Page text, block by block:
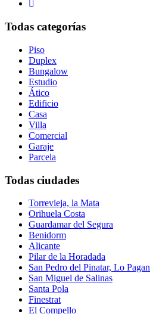
Todas categorías
Piso
Duplex
Bungalow
Estudio
Ático
Edificio
Casa
Villa
Comercial
Garaje
Parcela
Todas ciudades
Torrevieja, la Mata
Orihuela Costa
Guardamar del Segura
Benidorm
Alicante
Pilar de la Horadada
San Pedro del Pinatar, Lo Pagan
San Miguel de Salinas
Santa Pola
Finestrat
El Compello